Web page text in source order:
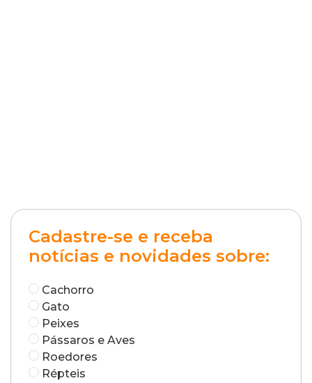
Cadastre-se e receba
notícias e novidades sobre:
Cachorro
Gato
Peixes
Pássaros e Aves
Roedores
Répteis